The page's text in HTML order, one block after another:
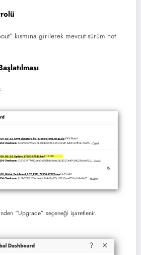
kısmına girilerek mevcut sürüm not
“Upgrade” seçeneği işaretlenir.